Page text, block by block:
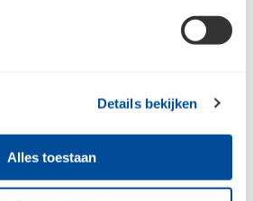
Details bekijken
Alles toestaan